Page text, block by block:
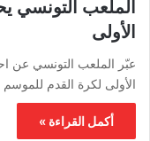
الملعب التونسي
الأولى
عبّر الملعب التونسي عن
الأولى لكرة القدم
أكمل القراءة »